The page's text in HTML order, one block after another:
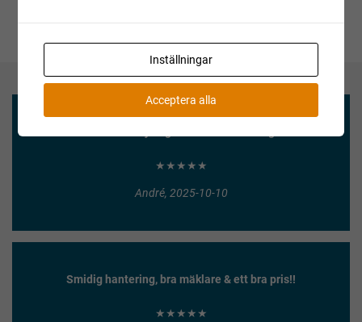
★★★★★
André, 2025-10-10
Smidig hantering, bra mäklare & ett bra pris!!
★★★★★
Inställningar
Acceptera alla